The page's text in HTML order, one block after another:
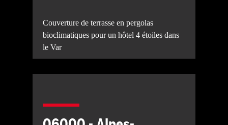
Couverture de terrasse en pergolas
bioclimatiques pour un hôtel 4 étoiles dans
le Var